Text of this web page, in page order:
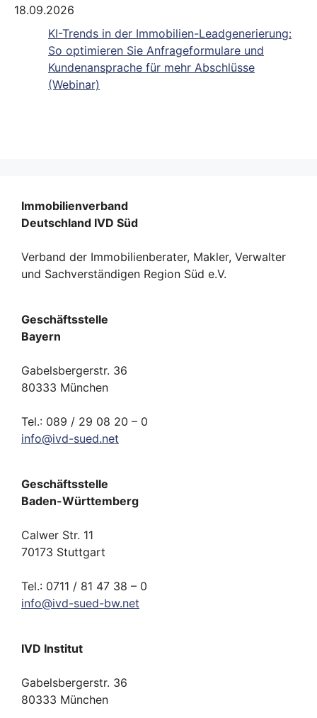
18.09.2026
KI-Trends in der Immobilien-Leadgenerierung:
So optimieren Sie Anfrageformulare und
Kundenansprache für mehr Abschlüsse
(Webinar)
Immobilienverband
Deutschland IVD Süd
Verband der Immobilienberater, Makler, Verwalter
und Sachverständigen Region Süd e.V.
Geschäftsstelle
Bayern
Gabelsbergerstr. 36
80333 München
Tel.: 089 / 29 08 20 – 0
info@ivd-sued.net
Geschäftsstelle
Baden-Württemberg
Calwer Str. 11
70173 Stuttgart
Tel.: 0711 / 81 47 38 – 0
info@ivd-sued-bw.net
IVD Institut
Gabelsbergerstr. 36
80333 München